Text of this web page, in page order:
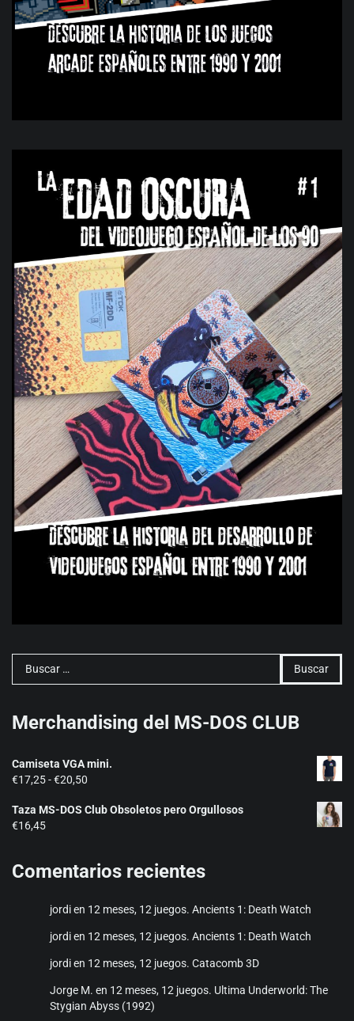
Buscar:
Merchandising del MS-DOS CLUB
Camiseta VGA mini.
€17,25-€20,50
precios:
€20,50
Taza MS-DOS Club Obsoletos pero Orgullosos
€16,45
Comentarios recientes
jordien 12 meses, 12 juegos. Ancients 1: Death Watch
jordien 12 meses, 12 juegos. Ancients 1: Death Watch
jordien 12 meses, 12 juegos. Catacomb 3D
Jorge M. en 12 meses, 12 juegos. Ultima Underworld: The
Stygian Abyss (1992)